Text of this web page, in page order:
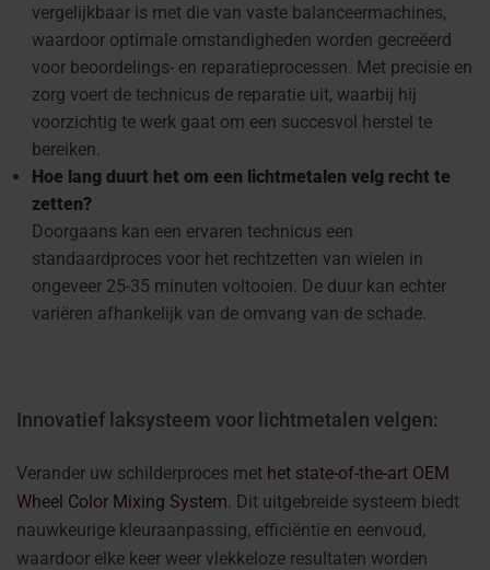
vergelijkbaar is met die van vaste balanceermachines,
waardoor optimale omstandigheden worden gecreëerd
voor beoordelings- en reparatieprocessen. Met precisie en
zorg voert de technicus de reparatie uit, waarbij hij
voorzichtig te werk gaat om een succesvol herstel te
bereiken.
Hoe lang duurt het om een lichtmetalen velg recht te
zetten?
Doorgaans kan een ervaren technicus een
standaardproces voor het rechtzetten van wielen in
ongeveer 25-35 minuten voltooien. De duur kan echter
variëren afhankelijk van de omvang van de schade.
Innovatief laksysteem voor lichtmetalen velgen:
Verander uw schilderproces met het state-of-the-art OEM
Wheel Color Mixing System . Dit uitgebreide systeem biedt
nauwkeurige kleuraanpassing, efficiëntie en eenvoud,
waardoor elke keer weer vlekkeloze resultaten worden